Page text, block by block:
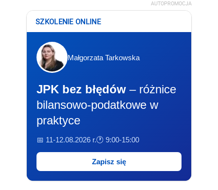
AUTOPROMOCJA
SZKOLENIE ONLINE
Małgorzata Tarkowska
JPK bez błędów – różnice
bilansowo-podatkowe w
praktyce
📅 11-12.08.2026 r.🕐 9:00-15:00
Zapisz się